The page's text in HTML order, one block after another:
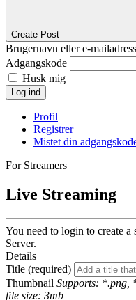
Create Post
Brugernavn eller e-
Adgangskode
Husk mig
Log ind
Profil
Registrer
Mistet din
For Streamers
Live Streaming
You need to login to create a
Server.
Details
Title (required)
Thumbnail Supports: *.png,
file size: 3mb